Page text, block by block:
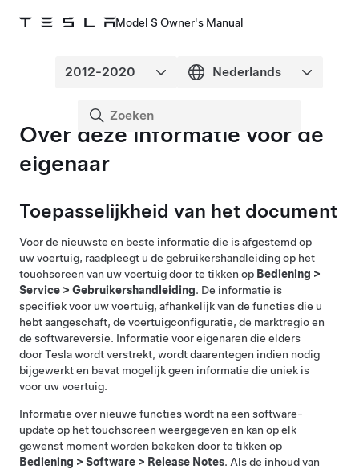
Model S Owner's Manual
Over deze informatie voor de
eigenaar
Toepasselijkheid van het document
Voor de nieuwste en beste informatie die is afgestemd op
uw voertuig, raadpleegt u de gebruikershandleiding op het
touchscreen van uw voertuig door te tikken op Bediening >
Service > Gebruikershandleiding. De informatie is
specifiek voor uw voertuig, afhankelijk van de functies die u
hebt aangeschaft, de voertuigconfiguratie, de marktregio en
de softwareversie. Informatie voor eigenaren die elders
door Tesla wordt verstrekt, wordt daarentegen indien nodig
bijgewerkt en bevat mogelijk geen informatie die uniek is
voor uw voertuig.
Informatie over nieuwe functies wordt na een software-
update op het touchscreen weergegeven en kan op elk
gewenst moment worden bekeken door te tikken op
Bediening > Software > Release Notes. Als de inhoud van